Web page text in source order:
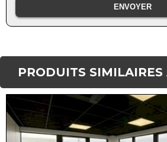
PRODUITS SIMILAIRES